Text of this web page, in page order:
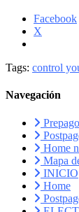
Facebook
X
Tags: control
Navegación
Home
Mapa
INICIO
Home